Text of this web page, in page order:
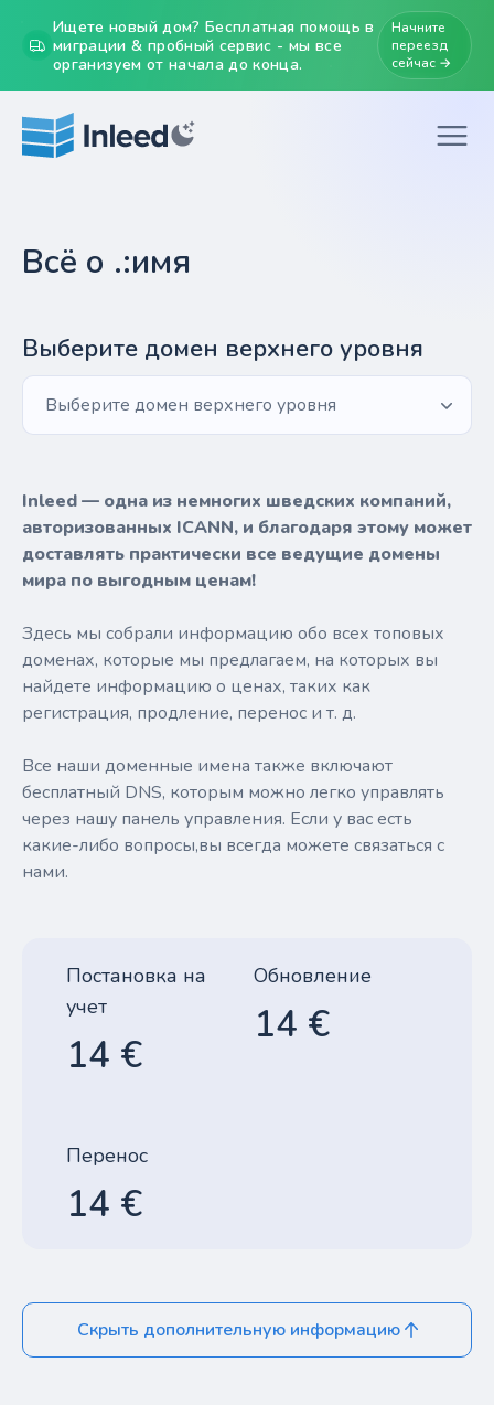
Ищете новый дом? Бесплатная помощь в
миграции & пробный сервис - мы все
организуем от начала до конца.
Начните
переезд
сейчас →
Всё о .:имя
Выберите домен верхнего уровня
Выберите домен верхнего уровня
Inleed — одна из немногих шведских компаний,
авторизованных ICANN, и благодаря этому может
доставлять практически все ведущие домены
мира по выгодным ценам!
Здесь мы собрали информацию обо всех топовых
доменах, которые мы предлагаем, на которых вы
найдете информацию о ценах, таких как
регистрация, продление, перенос и т. д.
Все наши доменные имена также включают
бесплатный DNS, которым можно легко управлять
через нашу панель управления. Если у вас есть
какие-либо вопросы,вы всегда можете связаться с
нами.
Постановка на
учет
14 €
Обновление
14 €
Перенос
14 €
Скрыть дополнительную информацию